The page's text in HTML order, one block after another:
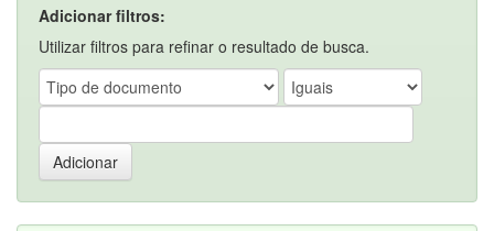
Adicionar filtros:
Utilizar filtros para refinar o resultado de busca.